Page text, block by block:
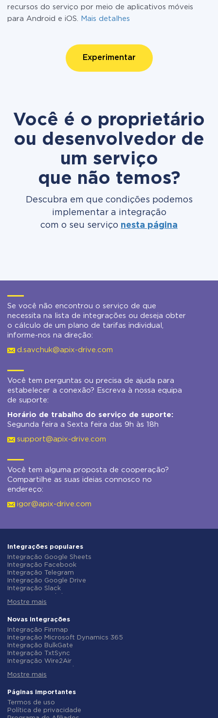
recursos do serviço por meio de aplicativos móveis
para Android e iOS.
Mais detalhes
Experimentar
Você é o proprietário
ou desenvolvedor de
um serviço
que não temos?
Descubra em que condições podemos
implementar a integração
com o seu serviço nesta página
Se você não encontrou o serviço de que
necessita na lista de integrações ou deseja obter
o cálculo de um plano de tarifas individual,
informe-nos na direção:
d.savchuk@apix-drive.com
Você tem perguntas ou precisa de ajuda para
estabelecer a conexão? Escreva à nossa equipa
de suporte:
Horário de trabalho do serviço de suporte:
Segunda feira a Sexta feira das 9h às 18h
support@apix-drive.com
Você tem alguma proposta de cooperação?
Compartilhe as suas ideias connosco no
endereço:
igor@apix-drive.com
Integrações populares
Integração Google Sheets
Integração Facebook
Integração Telegram
Integração Google Drive
Integração Slack
Integração Gmail
Integração ClickUp
Integração Airtable
Integração Google Contacts
Integração OpenAI (ChatGPT)
Integração Instagram
Integração ActiveCampaign
Integração Typeform
Integração Salesforce CRM
Integração Notion
Integração AWeber
Integração Asana
Mostre mais
Novas integrações
Integração Finmap
Integração Microsoft Dynamics 365
Integração BulkGate
Integração TxtSync
Integração Wire2Air
Integração Infobip
Integração AtomPark
Integração TXTImpact
Integração Campaign Monitor
Integração CM.com
Mostre mais
Páginas importantes
Termos de uso
Política de privacidade